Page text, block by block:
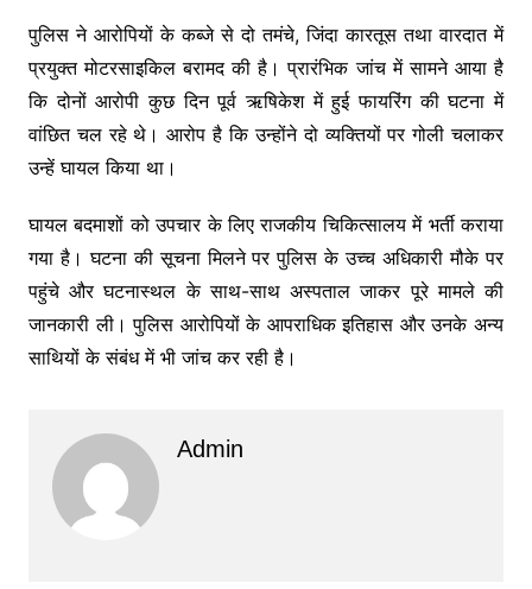
पुलिस ने आरोपियों के कब्जे से दो तमंचे, जिंदा कारतूस तथा वारदात में
प्रयुक्त मोटरसाइकिल बरामद की है। प्रारंभिक जांच में सामने आया है
कि दोनों आरोपी कुछ दिन पूर्व ऋषिकेश में हुई फायरिंग की घटना में
वांछित चल रहे थे। आरोप है कि उन्होंने दो व्यक्तियों पर गोली चलाकर
उन्हें घायल किया था।
घायल बदमाशों को उपचार के लिए राजकीय चिकित्सालय में भर्ती कराया
गया है। घटना की सूचना मिलने पर पुलिस के उच्च अधिकारी मौके पर
पहुंचे और घटनास्थल के साथ-साथ अस्पताल जाकर पूरे मामले की
जानकारी ली। पुलिस आरोपियों के आपराधिक इतिहास और उनके अन्य
साथियों के संबंध में भी जांच कर रही है।
Admin